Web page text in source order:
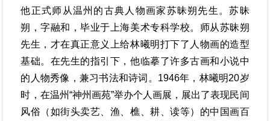
他正式师从温州的古典人物画家苏昧朔先生。苏昧
朔，字融和，毕业于上海美术专科学校。师从苏昧朔
先生，才在真正意义上给林曦明打下了人物画的造型
基础。在先生的指引下，他临摹了许多古画和小说中
的人物秀像，兼习书法和诗词。1946年，林曦明20岁
时，在温州“神州画苑”举办个人画展，展出了表现民间
风俗（如街头卖艺、渔、樵、耕、读等）的中国画百